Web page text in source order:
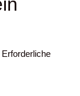
Erforderliche